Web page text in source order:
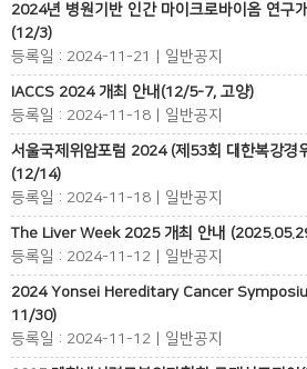
2024년 병원기반 인간 마이크로바이옴 연구
(12/3)
등록일 : 2024-11-21 | 일반공지
IACCS 2024 개최 안내(12/5-7, 고양)
등록일 : 2024-11-18 | 일반공지
서울국제위암포럼 2024 (제53회 대한복강경
(12/14)
등록일 : 2024-11-18 | 일반공지
The Liver Week 2025 개최 안내
등록일 : 2024-11-12 | 일반공지
2024 Yonsei Hereditary Cancer
11/30)
등록일 : 2024-11-12 | 일반공지